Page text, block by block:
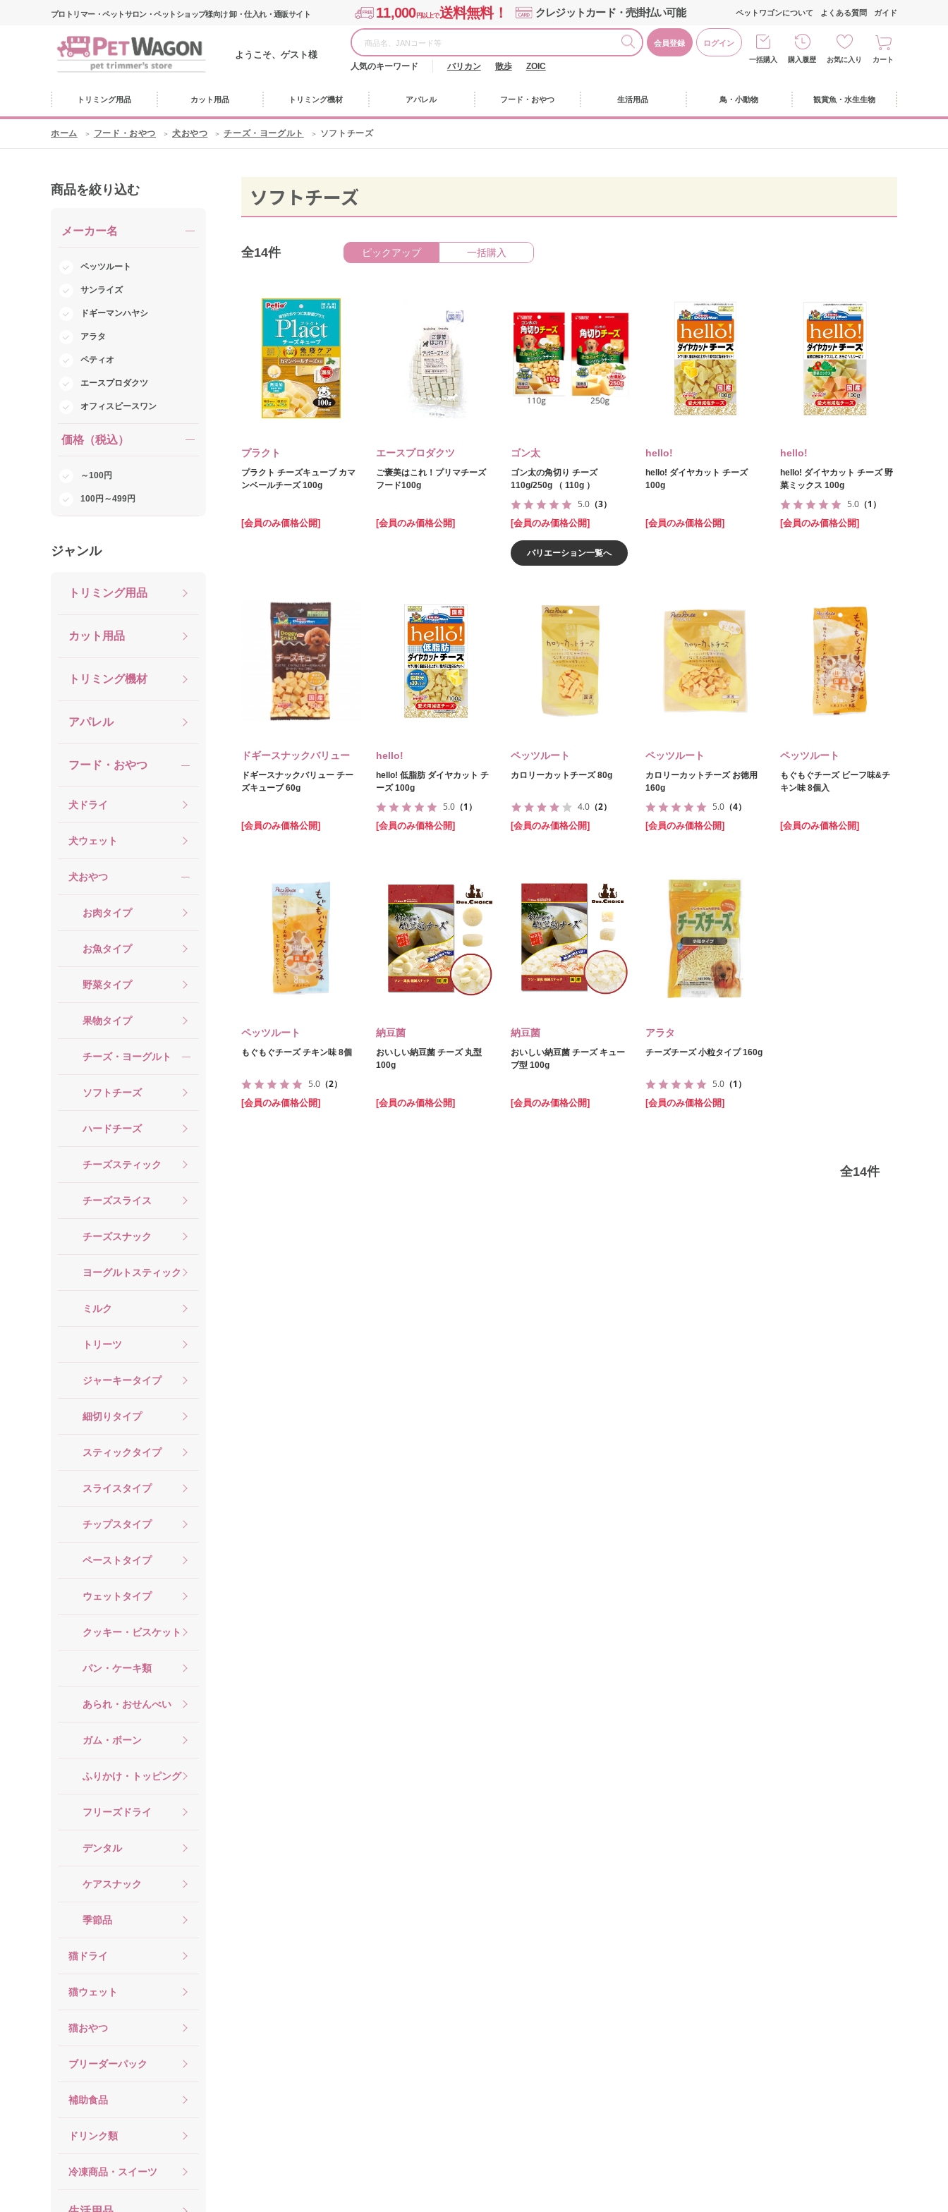
プロトリマー・ペットサロン・ペットショップ様向け 卸・仕入れ・通販サイト 11,000円以上で送料無料！ クレジットカード・売掛払い可能
ようこそ、ゲスト様
会員登録 ログイン
人気のキーワード バリカン 散歩 ZOIC
ペットワゴンについて よくある質問 ガイド
一括購入 購入履歴 お気に入り カート
トリミング用品 カット用品 トリミング機材 アパレル フード・おやつ 生活用品 鳥・小動物 観賞魚・水生生物
ホーム フード・おやつ 犬おやつ チーズ・ヨーグルト ソフトチーズ
商品を絞り込む
メーカー名
ペッツルート
サンライズ
ドギーマンハヤシ
アラタ
ペティオ
エースプロダクツ
オフィスピースワン
価格（税込）
～100円
100円～499円
ジャンル
トリミング用品
カット用品
トリミング機材
アパレル
フード・おやつ
犬ドライ
犬ウェット
犬おやつ
お肉タイプ
お魚タイプ
野菜タイプ
果物タイプ
チーズ・ヨーグルト
ソフトチーズ
ハードチーズ
チーズスティック
チーズスライス
チーズスナック
ヨーグルトスティック
ミルク
トリーツ
ジャーキータイプ
細切りタイプ
スティックタイプ
スライスタイプ
チップスタイプ
ペーストタイプ
ウェットタイプ
クッキー・ビスケット
パン・ケーキ類
あられ・おせんべい
ガム・ボーン
ふりかけ・トッピング
フリーズドライ
デンタル
ケアスナック
季節品
猫ドライ
猫ウェット
猫おやつ
ブリーダーパック
補助食品
ドリンク類
冷凍商品・スイーツ
ソフトチーズ
全14件 ピックアップ 一括購入
プラクト
プラクト チーズキューブ カマ
ンベールチーズ 100g
[会員のみ価格公開]
エースプロダクツ
ご褒美はこれ！プリマチーズ
フード100g
[会員のみ価格公開]
ゴン太
ゴン太の角切り チーズ
110g/250g （ 110g ）
5.0 （3）
[会員のみ価格公開]
バリエーション一覧へ
hello!
hello! ダイヤカット チーズ
100g
[会員のみ価格公開]
hello!
hello! ダイヤカット チーズ 野
菜ミックス 100g
5.0 （1）
[会員のみ価格公開]
ドギースナックバリュー
ドギースナックバリュー チー
ズキューブ 60g
[会員のみ価格公開]
hello!
hello! 低脂肪 ダイヤカット チ
ーズ 100g
5.0 （1）
[会員のみ価格公開]
ペッツルート
カロリーカットチーズ 80g
4.0 （2）
[会員のみ価格公開]
ペッツルート
カロリーカットチーズ お徳用
160g
5.0 （4）
[会員のみ価格公開]
ペッツルート
もぐもぐチーズ ビーフ味&チ
キン味 8個入
[会員のみ価格公開]
ペッツルート
もぐもぐチーズ チキン味 8個
5.0 （2）
[会員のみ価格公開]
納豆菌
おいしい納豆菌 チーズ 丸型
100g
[会員のみ価格公開]
納豆菌
おいしい納豆菌 チーズ キュー
ブ型 100g
[会員のみ価格公開]
アラタ
チーズチーズ 小粒タイプ 160g
5.0 （1）
[会員のみ価格公開]
全14件